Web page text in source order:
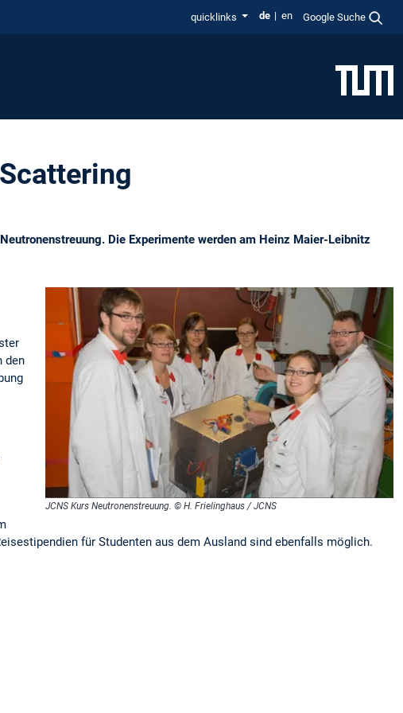
quicklinks de en Google Suche
Die Experimente werden am Heinz Maier-Leibnitz
JCNS Kurs Neutronenstreuung. © H. Frielinghaus / JCNS
den
für Studenten aus dem Ausland sind ebenfalls möglich.